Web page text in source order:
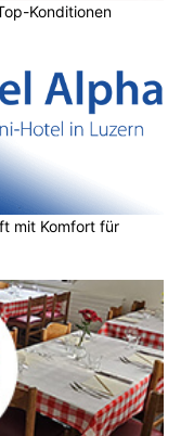
Konditionen
mit Komfort für